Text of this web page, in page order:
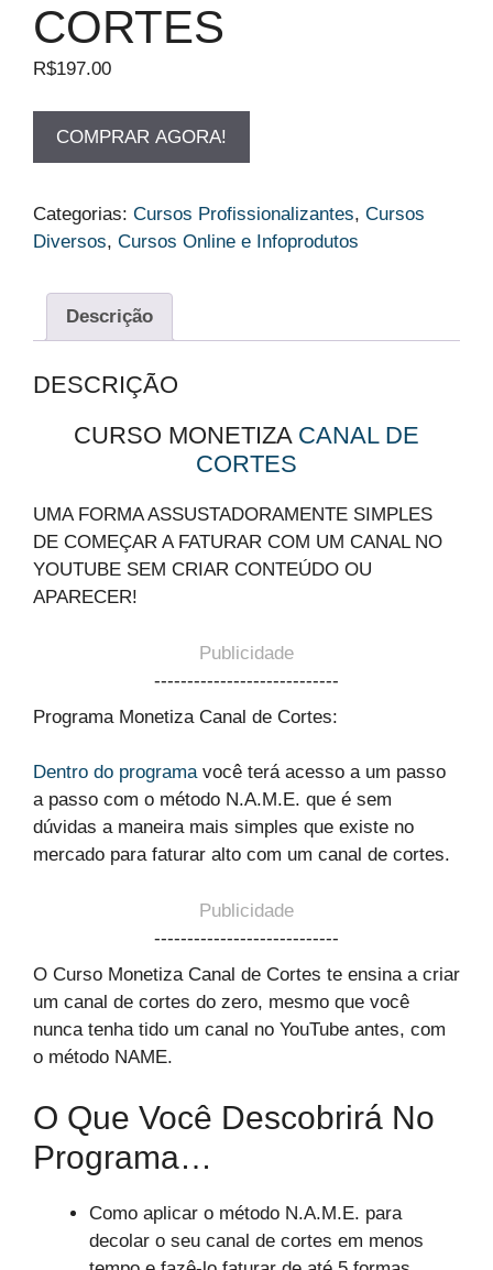
CORTES
R$197.00
COMPRAR AGORA!
Categorias: Cursos Profissionalizantes, Cursos
Diversos, Cursos Online e Infoprodutos
Descrição
DESCRIÇÃO
CURSO MONETIZA CANAL DE
CORTES
UMA FORMA ASSUSTADORAMENTE SIMPLES
DE COMEÇAR A FATURAR COM UM CANAL NO
YOUTUBE SEM CRIAR CONTEÚDO OU
APARECER!
Publicidade
----------------------------
Programa Monetiza Canal de Cortes:
Dentro do programavocê terá acesso a um passo
a passo com o método N.A.M.E. que é sem
dúvidas a maneira mais simples que existe no
mercado para faturar alto com um canal de cortes.
Publicidade
----------------------------
O Curso Monetiza Canal de Cortes te ensina a criar
um canal de cortes do zero, mesmo que você
nunca tenha tido um canal no YouTube antes, com
o método NAME.
O Que Você Descobrirá No
Programa…
Como aplicar o método N.A.M.E. para
decolar o seu canal de cortes em menos